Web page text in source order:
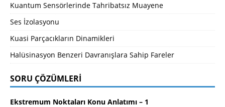
Kuantum Sensörlerinde Tahribatsız Muayene
Ses İzolasyonu
Kuasi Parçacıkların Dinamikleri
Halüsinasyon Benzeri Davranışlara Sahip Fareler
SORU ÇÖZÜMLERI
Ekstremum Noktaları Konu Anlatımı – 1